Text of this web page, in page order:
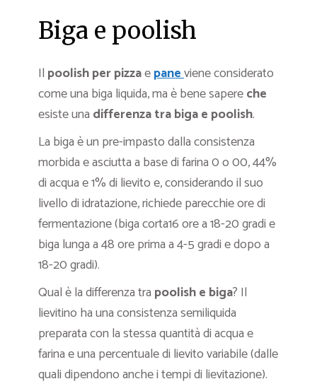
Biga e poolish
Il poolish per pizzaepaneviene considerato
come una biga liquida, ma è bene sapereche
esiste una differenza tra biga e poolish.
La biga è un pre-impasto dalla consistenza
morbida e asciutta a base di farina 0 o 00, 44%
di acqua e 1% di lievito e, considerando il suo
livello di idratazione, richiede parecchie ore di
fermentazione (biga corta16 ore a 18-20 gradi e
biga lunga a 48 ore prima a 4-5 gradi e dopo a
18-20 gradi).
Qual è la differenza tra poolish e biga? Il
lievitino ha una consistenza semiliquida
preparata con la stessa quantità di acqua e
farina e una percentuale di lievito variabile (dalle
quali dipendono anche i tempi di lievitazione).